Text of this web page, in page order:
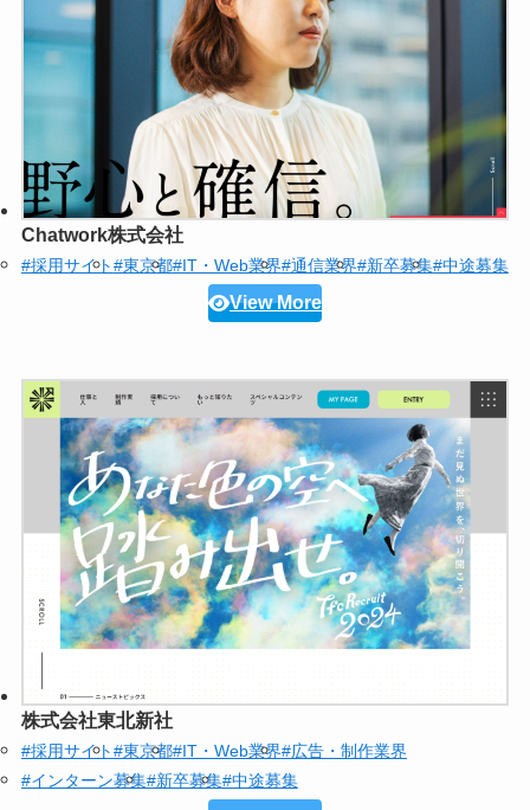
Chatwork株式会社
#採用サイト#東京都#IT・Web業界#通信業界#新卒募集#中途募集
View More
株式会社東北新社
#採用サイト#東京都#IT・Web業界#広告・制作業界
#インターン募集#新卒募集#中途募集